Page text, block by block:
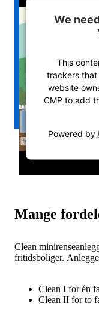
We
This
trackers that
website
CMP to add
Powered by
Mange
Clean
fritidsboliger.
Clean I for én
Clean II for to